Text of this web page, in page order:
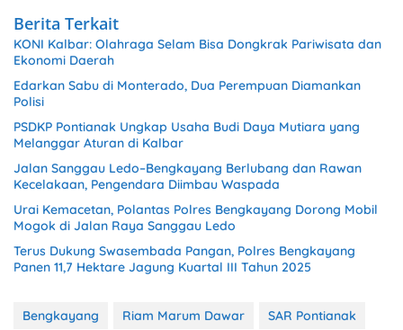
Berita Terkait
KONI Kalbar: Olahraga Selam Bisa Dongkrak Pariwisata dan
Ekonomi Daerah
Edarkan Sabu di Monterado, Dua Perempuan Diamankan
Polisi
PSDKP Pontianak Ungkap Usaha Budi Daya Mutiara yang
Melanggar Aturan di Kalbar
Jalan Sanggau Ledo–Bengkayang Berlubang dan Rawan
Kecelakaan, Pengendara Diimbau Waspada
Urai Kemacetan, Polantas Polres Bengkayang Dorong Mobil
Mogok di Jalan Raya Sanggau Ledo
Terus Dukung Swasembada Pangan, Polres Bengkayang
Panen 11,7 Hektare Jagung Kuartal III Tahun 2025
Bengkayang Riam Marum Dawar SAR Pontianak